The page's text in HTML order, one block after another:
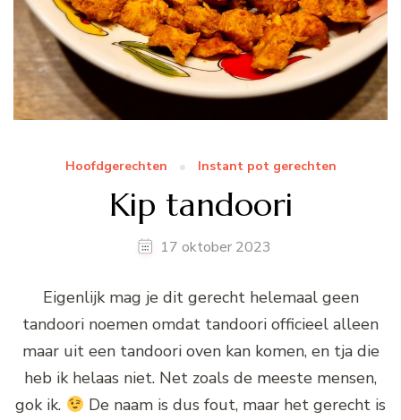
Hoofdgerechten Instant pot gerechten
Kip tandoori
17 oktober 2023
Eigenlijk mag je dit gerecht helemaal geen
tandoori noemen omdat tandoori officieel alleen
maar uit een tandoori oven kan komen, en tja die
heb ik helaas niet. Net zoals de meeste mensen,
gok ik.
De naam is dus fout, maar het gerecht is